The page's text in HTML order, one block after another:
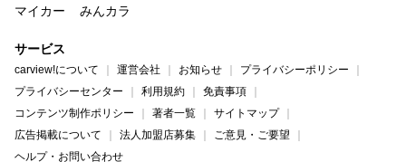
マイカー
みんカラ
サービス
carview!について 運営会社 お知らせ
プライバシーポリシー
プライバシーセンター
利用規約
免責事項
コンテンツ制作ポリシー
著者一覧
サイトマップ
広告掲載について
法人加盟店募集
ご意見・ご要望
ヘルプ・お問い合わせ